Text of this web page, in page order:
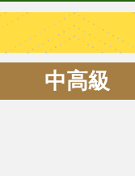
中高級